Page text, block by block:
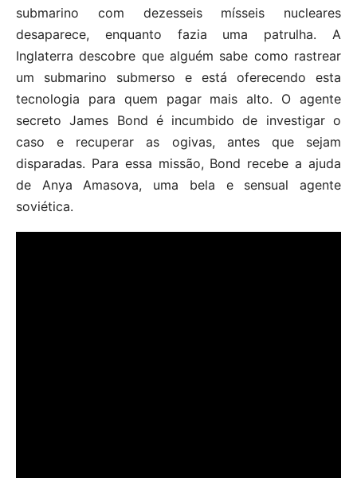
submarino com dezesseis mísseis nucleares
desaparece, enquanto fazia uma patrulha. A
Inglaterra descobre que alguém sabe como rastrear
um submarino submerso e está oferecendo esta
tecnologia para quem pagar mais alto. O agente
secreto James Bond é incumbido de investigar o
caso e recuperar as ogivas, antes que sejam
disparadas. Para essa missão, Bond recebe a ajuda
de Anya Amasova, uma bela e sensual agente
soviética.